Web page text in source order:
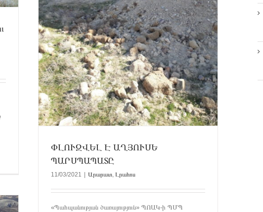
ՓԼՈՒԶՎԵԼ Է ԱՂՅՈՒՍԵ
ՊԱՐՍՊԱՊԱՏԸ
11/03/2021 | Արարատ Լրահոս
«Պահպանության ծառայություն» ՊՈԱԿ-ի ՊՄՊ